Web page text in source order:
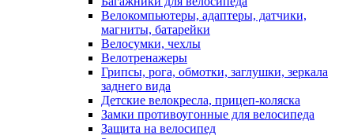
Велокомпьютеры, адаптеры, датчики,
магниты, батарейки
Велосумки, чехлы
Велотренажеры
Грипсы, рога, обмотки, заглушки, зеркала
заднего вида
Детские велокресла, прицеп-коляска
Замки противоугонные для велосипеда
Защита на велосипед